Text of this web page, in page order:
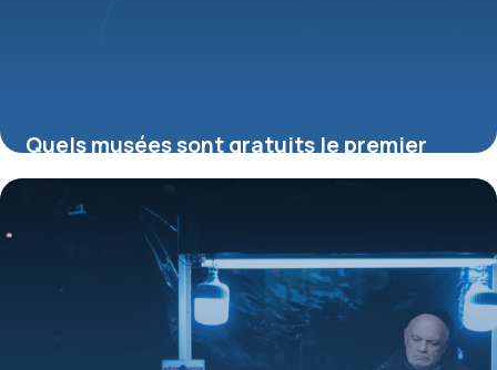
Quels musées sont gratuits le premier
dimanche du mois ?
16 juillet 2026